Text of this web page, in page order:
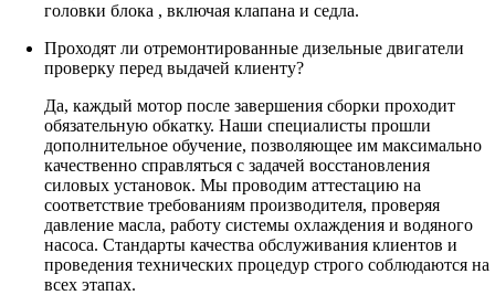
головки блока , включая клапана и седла.
Проходят ли отремонтированные дизельные двигатели
проверку перед выдачей клиенту?
Да, каждый мотор после завершения сборки проходит
обязательную обкатку. Наши специалисты прошли
дополнительное обучение, позволяющее им максимально
качественно справляться с задачей восстановления
силовых установок. Мы проводим аттестацию на
соответствие требованиям производителя, проверяя
давление масла, работу системы охлаждения и водяного
насоса. Стандарты качества обслуживания клиентов и
проведения технических процедур строго соблюдаются на
всех этапах.